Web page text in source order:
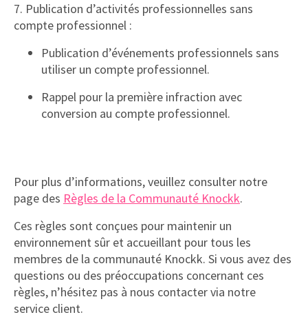
7. Publication d’activités professionnelles sans
compte professionnel :
Publication d’événements professionnels sans
utiliser un compte professionnel.
Rappel pour la première infraction avec
conversion au compte professionnel.
Pour plus d’informations, veuillez consulter notre
page des Règles de la Communauté Knockk.
Ces règles sont conçues pour maintenir un
environnement sûr et accueillant pour tous les
membres de la communauté Knockk. Si vous avez des
questions ou des préoccupations concernant ces
règles, n’hésitez pas à nous contacter via notre
service client.